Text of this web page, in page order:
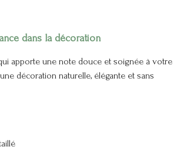
dans la décoration
apporte une note douce et soignée à votre
décoration naturelle, élégante et sans